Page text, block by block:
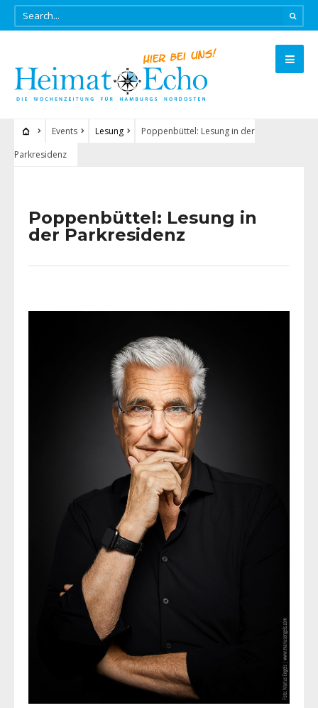
Events Lesung
Poppenbüttel: Lesung in der
Parkresidenz
Poppenbüttel: Lesung in
der Parkresidenz